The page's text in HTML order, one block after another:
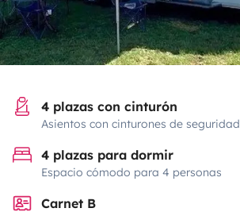
4 plazas con cinturón
Asientos con cinturones de seguridad
4 plazas para dormir
Espacio cómodo para 4 personas
Carnet B